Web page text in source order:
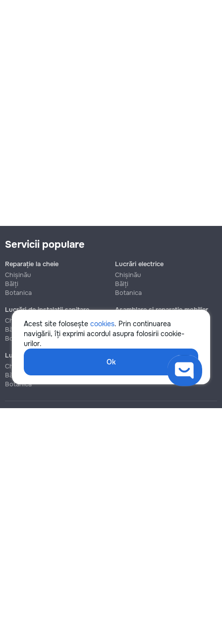
Acest site folosește cookies. Prin continuarea
navigării, îți exprimi acordul asupra folosirii cookie-
urilor.
Ok
Servicii populare
Reparație la cheie
Chișinău
Bălți
Botanica
Lucrări electrice
Chișinău
Bălți
Botanica
Lucrări de instalații sanitare
Chișinău
Bălți
Botanica
Asamblare și reparație mobilier
Chișinău
Botanica
Lucrări de construcție și instalare
Chișinău
Bălți
Botanica